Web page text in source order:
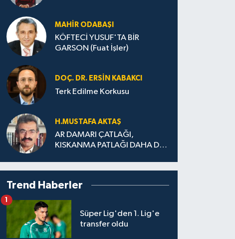
MAHIR ODABAŞI
KÖFTECİ YUSUF'TA BİR
GARSON (Fuat İşler)
DOÇ. DR. ERSIN KABAKCI
Terk Edilme Korkusu
H.MUS­TA­FA AK­TAŞ
AR DAMARI ÇATLAĞI,
KISKANMA PATLAĞI DAHA DA
Trend Haberler
Süper Lig'den 1. Lig'e
transfer oldu
1